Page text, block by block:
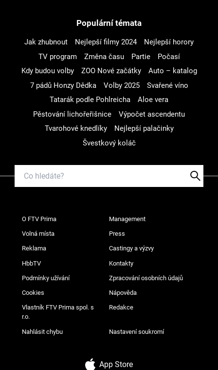
Populární témata
Jak zhubnout Nejlepší filmy 2024
Nejlepší horory
TV program
Změna času Partie
Počasí
Kdy budou volby
ZOO Nové začátky
Auto – katalog
7 pádů Honzy Dědka
Volby 2025
Svařené víno
Tatarák podle Pohlreicha
Aloe vera
Pěstování lichořeřišnice
Výpočet ascendentu
Tvarohové knedlíky
Nejlepší palačinky
Švestkový koláč
O FTV Prima Management
Volná místa Press
Reklama Castingy a výzvy
HbbTV Kontakty
Podmínky užívání Zpracování osobních údajů
Cookies Nápověda
Vlastník FTV Prima spol. s
r.o.
Redakce
Nahlásit chybu Nastavení soukromí
App Store